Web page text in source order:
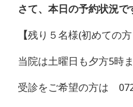
さて、本日の予約状況で
【残り５名様(初めての
当院は土曜日も夕方5時
受診をご希望の方は